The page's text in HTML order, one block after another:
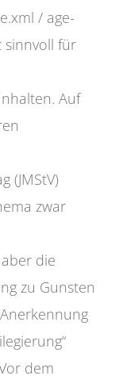
/ age-
sinnvoll für
Auf
(JMStV)
zwar
die
zu Gunsten
dem